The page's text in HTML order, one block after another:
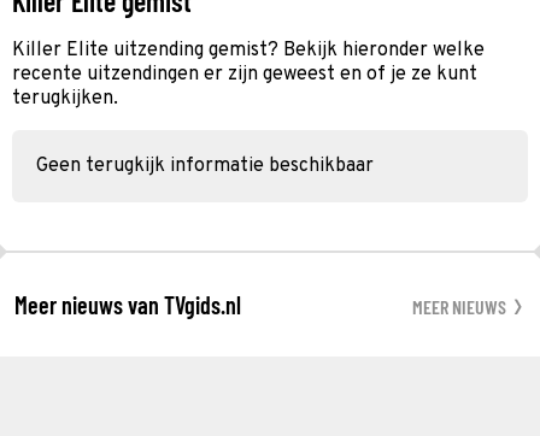
Killer Elite uitzending gemist? Bekijk hieronder welke
recente uitzendingen er zijn geweest en of je ze kunt
terugkijken.
Geen terugkijk informatie beschikbaar
Meer nieuws van TVgids.nl MEER NIEUWS